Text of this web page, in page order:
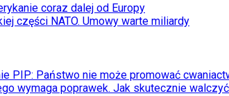
coraz dalej od Europy
części NATO. Umowy warte miliardy
PIP: Państwo nie może promować
wymaga poprawek. Jak skutecznie